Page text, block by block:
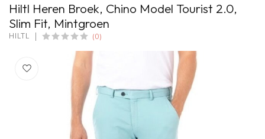
Hiltl Heren Broek, Chino Model Tourist 2.0,
Slim Fit, Mintgroen
HILTL (0)